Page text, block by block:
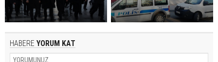
HABERE YORUM KAT